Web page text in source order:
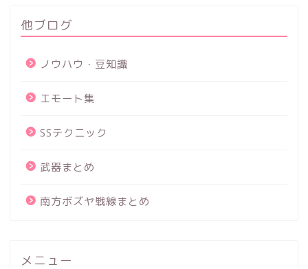
他ブログ
ノウハウ・豆知識
エモート集
SSテクニック
武器まとめ
南方ボズヤ戦線まとめ
メニュー